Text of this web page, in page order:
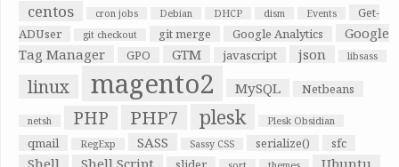
centos
cron jobs Debian DHCP dism Events
Get-
ADUser
git checkout git merge Google Analytics
Google
Tag Manager
GPO GTM javascript json libsass
linux magento2 MySQL Netbeans
netsh PHP PHP7 plesk Plesk Obsidian
qmail RegExp SASS Sassy CSS serialize() sfc
Shell Shell Script Ubuntu